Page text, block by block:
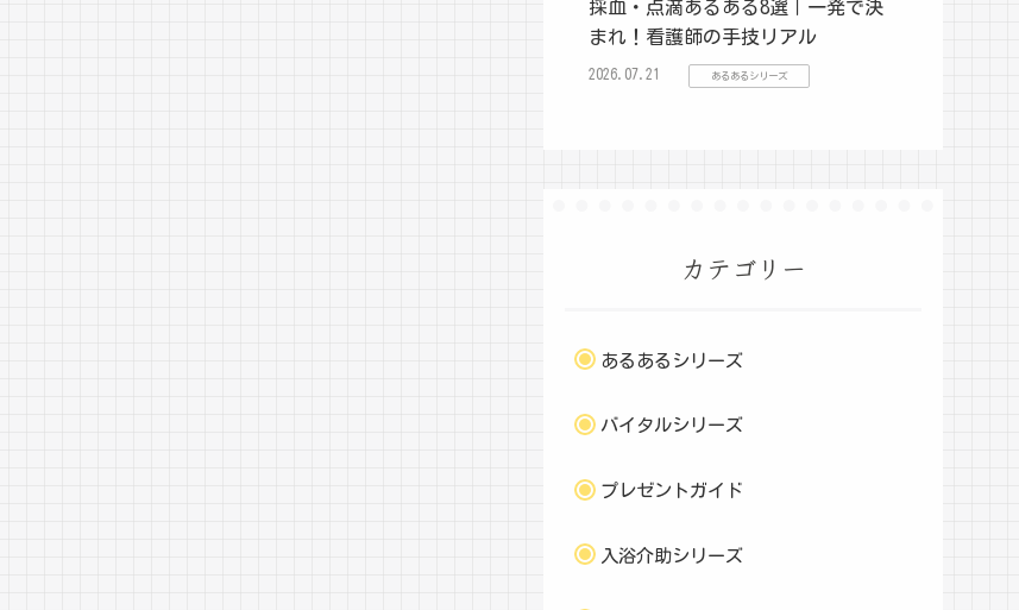
採血・点滴あるある8選｜一発で決
まれ！看護師の手技リアル
2026.07.21 あるあるシリーズ
カテゴリー
あるあるシリーズ
バイタルシリーズ
プレゼントガイド
入浴介助シリーズ